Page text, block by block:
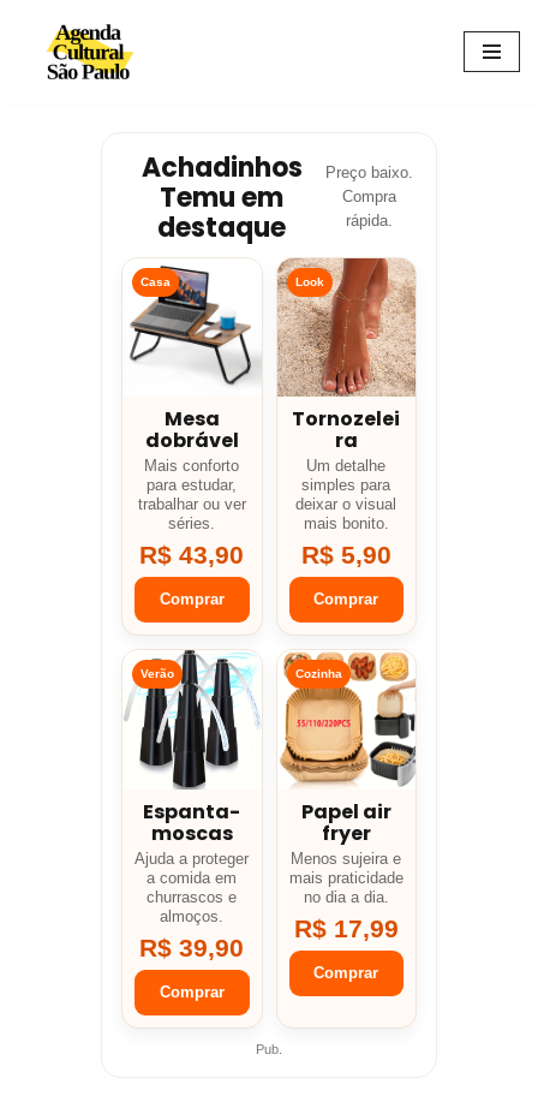
Avançar
Achadinhos
Temu em
destaque
Preço baixo.
Compra
rápida.
Casa
Mesa
dobrável
Mais conforto
para estudar,
trabalhar ou ver
séries.
R$ 43,90
Comprar
Look
Tornozelei
ra
Um detalhe
simples para
deixar o visual
mais bonito.
R$ 5,90
Comprar
Verão
Espanta-
moscas
Ajuda a proteger
a comida em
churrascos e
almoços.
R$ 39,90
Comprar
Cozinha
Papel air
fryer
Menos sujeira e
mais praticidade
no dia a dia.
R$ 17,99
Comprar
Pub.